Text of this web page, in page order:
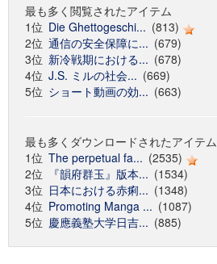
最も多く閲覧されたアイテム
1位 Die Ghettogeschi... (813)
2位 通信の安全保障に... (679)
3位 新冷戦期における... (678)
4位 J.S. ミルの社会... (669)
5位 ショート動画の効... (663)
最も多くダウンロードされたアイテム
1位 The perpetual fa... (2535)
2位
『韻府群玉』版本... (1534)
3位 日本における赤痢... (1348)
4位 Promoting Manga ... (1087)
5位 慶應義塾大学日吉... (885)